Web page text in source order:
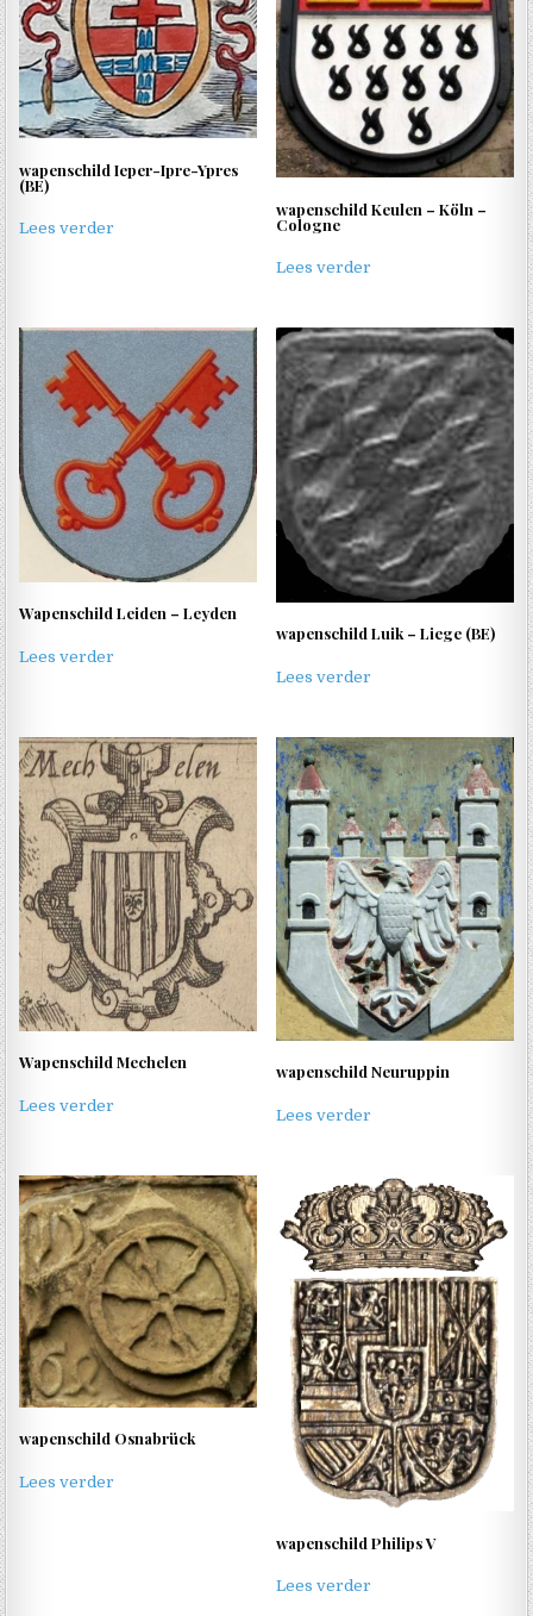
wapenschild Ieper-Ipre-Ypres
(BE)
Lees verder
wapenschild Keulen – Köln –
Cologne
Lees verder
Wapenschild Leiden – Leyden
Lees verder
wapenschild Luik – Liege (BE)
Lees verder
Wapenschild Mechelen
Lees verder
wapenschild Neuruppin
Lees verder
wapenschild Osnabrück
Lees verder
wapenschild Philips V
Lees verder